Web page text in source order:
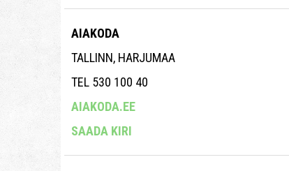
AIAKODA
TALLINN, HARJUMAA
TEL 530 100 40
AIAKODA.EE
SAADA KIRI